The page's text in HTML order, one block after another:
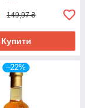
149,97 ₴
Купити
–22%